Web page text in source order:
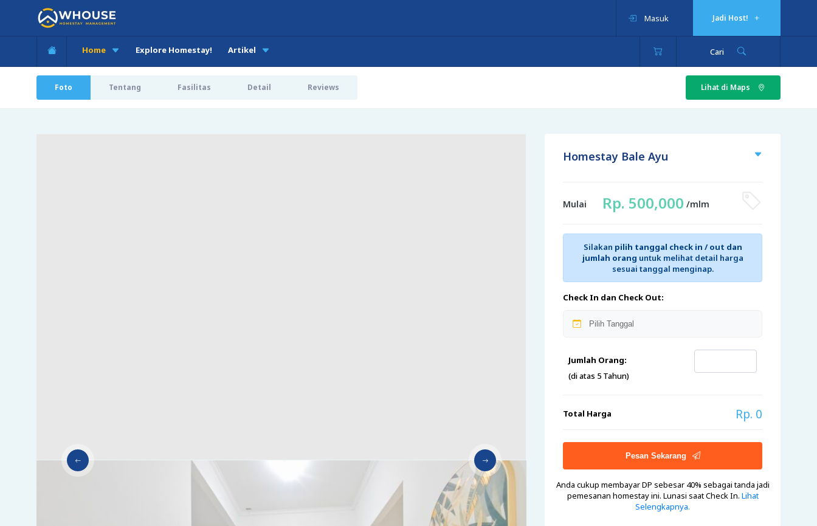
Jadi Host!
Masuk
Cari
Home Explore Homestay! Artikel
Foto Tentang Fasilitas Detail Reviews Lihat di Maps
Homestay Bale Ayu
Mulai Rp. 500,000 /mlm
Silakan pilih tanggal check in / out dan
jumlah orang untuk melihat detail harga
sesuai tanggal menginap.
Check In dan Check Out:
Jumlah Orang:
(di atas 5 Tahun)
Total Harga Rp. 0
Pesan Sekarang
Anda cukup membayar DP sebesar 40% sebagai tanda jadi
pemesanan homestay ini. Lunasi saat Check In. Lihat
Selengkapnya.